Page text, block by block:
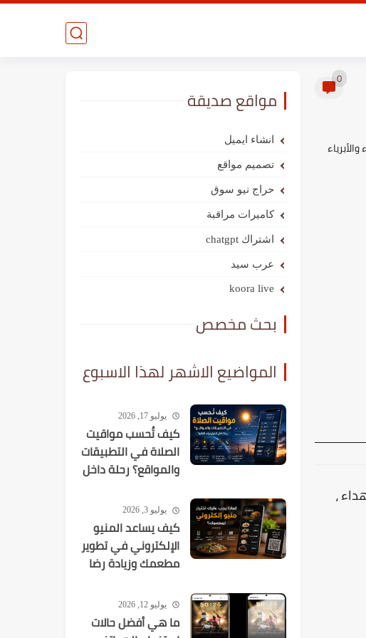
0
،
مواقع صديقة
انشاء ايميل
تصميم مواقع
حراج نيو سوق
كاميرات مراقبة
اشتراك chatgpt
عرب سيد
koora live
بحث مخصص
المواضيع الاشهر لهذا الاسبوع
يوليو 17, 2026
كيف تُحسب مواقيت
الصلاة في التطبيقات
والمواقع؟ رحلة داخل
يوليو 3, 2026
كيف يساعد المنيو
الإلكتروني في تطوير
مطعمك وزيادة رضا
يوليو 12, 2026
ما هي أفضل حالات